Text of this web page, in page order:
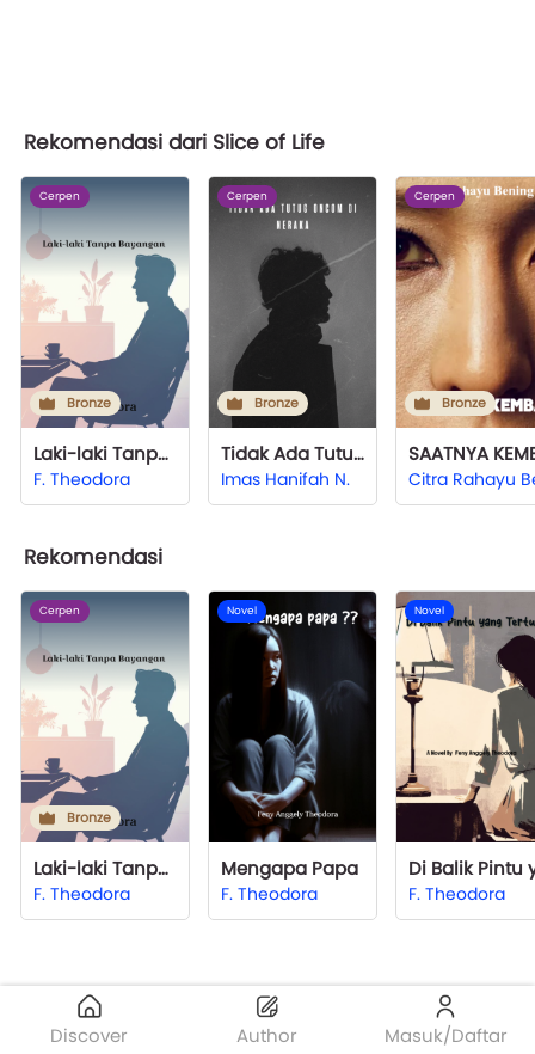
Discover Author Masuk/Daftar
Rekomendasi dari Slice of Life
Cerpen
Bronze
Laki-laki Tanpa Bayangan
F. Theodora
Cerpen
Bronze
Tidak Ada Tutug Oncom di Neraka
Imas Hanifah N.
Cerpen
Bronze
Rekomendasi
Cerpen
Bronze
Laki-laki Tanpa Bayangan
F. Theodora
Novel
Mengapa Papa
F. Theodora
Novel
F. Theodora